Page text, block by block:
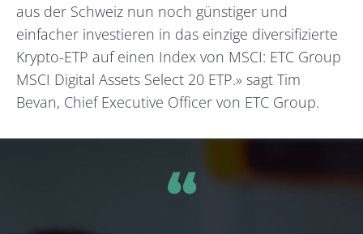
aus der Schweiz nun noch günstiger und
einfacher investieren in das einzige diversifizierte
Krypto-ETP auf einen Index von MSCI: ETC Group
MSCI Digital Assets Select 20 ETP.» sagt Tim
Bevan, Chief Executive Officer von ETC Group.
​‌“